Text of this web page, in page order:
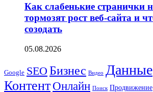
Как слабенькие странички
тормозят рост веб-сайта и
созодать
05.08.2026
Google SEO Бизнес Видео Данные
КонтентОнлайн Поиск Продвижение